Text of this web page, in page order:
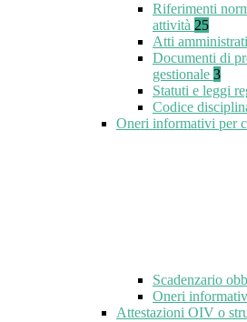
Riferimenti
attività 25
Atti
Documenti di
gestionale 3
Statuti e leggi
Codice
Oneri informativi per
Scadenzario
Oneri
Attestazioni OIV o